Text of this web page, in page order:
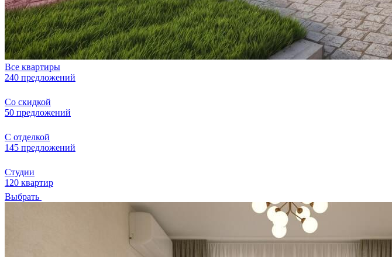
Все квартиры
240 предложений
Со скидкой
50 предложений
С отделкой
145 предложений
Студии
120 квартир
Выбрать